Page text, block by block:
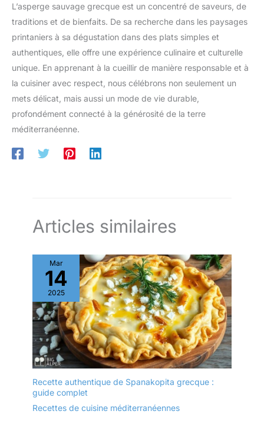
L’asperge sauvage grecque est un concentré de saveurs, de
traditions et de bienfaits. De sa recherche dans les paysages
printaniers à sa dégustation dans des plats simples et
authentiques, elle offre une expérience culinaire et culturelle
unique. En apprenant à la cueillir de manière responsable et à
la cuisiner avec respect, nous célébrons non seulement un
mets délicat, mais aussi un mode de vie durable,
profondément connecté à la générosité de la terre
méditerranéenne.
Articles similaires
Mar
14
2025
Recette authentique de Spanakopita grecque :
guide complet
Recettes de cuisine méditerranéennes